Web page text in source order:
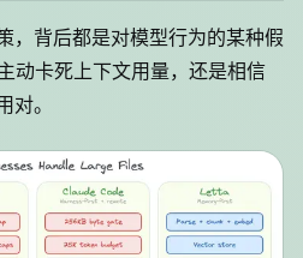
，背后都是对模型行为的某种假
动卡死上下文用量，还是相信
。